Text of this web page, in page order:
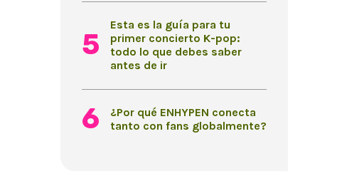
Esta es la guía para tu
primer concierto K-pop:
todo lo que debes saber
antes de ir
¿Por qué ENHYPEN conecta
tanto con fans globalmente?